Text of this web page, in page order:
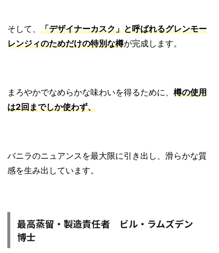
そして、 「デザイナーカスク」と呼ばれるグレンモー
レンジィのためだけの特別な樽が完成します。
まろやかでなめらかな味わいを得るために、 樽の使用
は2回までしか使わず、
バニラのニュアンスを最大限に引き出し、滑らかな質
感を生み出しています。
最高蒸留・製造責任者 ビル・ラムズデン
博士